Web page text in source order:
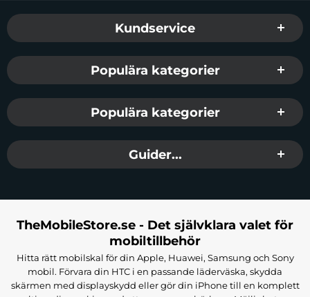
Sidfot Blandad info och länkar
Kundservice
Populära kategorier
Populära kategorier
Guider...
TheMobileStore.se - Det självklara valet för
mobiltillbehör
Hitta rätt mobilskal för din Apple, Huawei, Samsung och Sony
mobil. Förvara din HTC i en passande läderväska, skydda
skärmen med displayskydd eller gör din iPhone till en komplett